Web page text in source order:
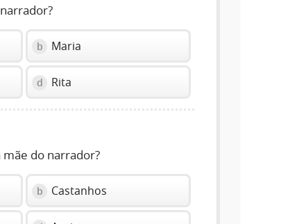
b Maria
d Rita
mãe do narrador?
b Castanhos